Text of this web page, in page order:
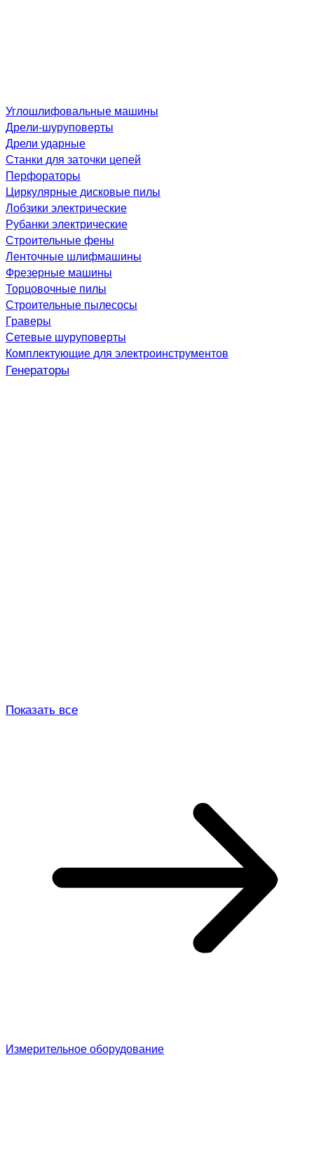
Углошлифовальные машины
Дре­ли-шу­рупо­вер­ты
Дрели ударные
Станки для заточки цепей
Перфораторы
Циркулярные дисковые пилы
Лобзики электрические
Рубанки электрические
Строительные фены
Ленточные шлифмашины
Фрезерные машины
Торцовочные пилы
Строительные пылесосы
Граверы
Сетевые шуруповерты
Комплектующие для электроинструментов
Генераторы
Показать все
Измерительное оборудование